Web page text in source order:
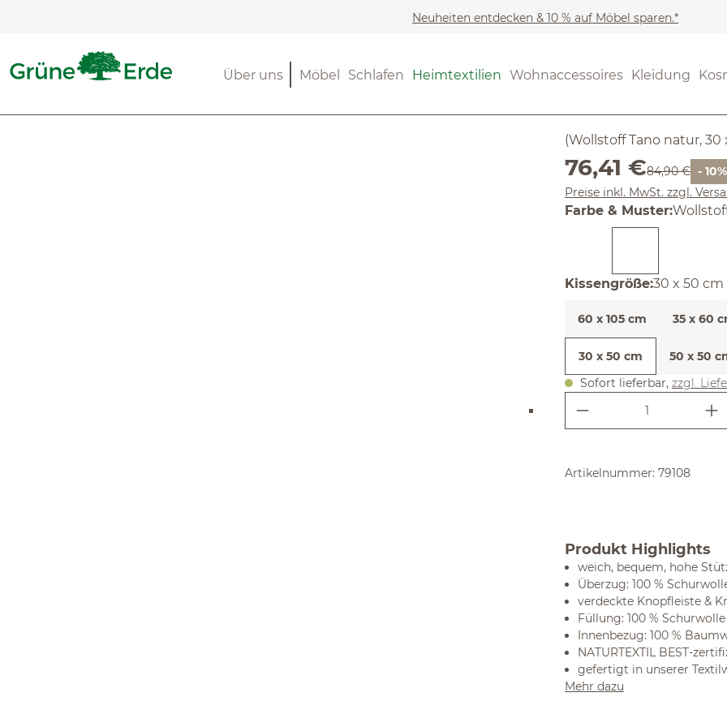
Neuheiten entdecken & 10 % auf Möbel sparen.*
Möbel Schlafen Heimtextilien Wohnaccessoires Kleidung
Über uns (4.59) 17
(Wollstoff Tano natur, 30
Verkaufspreis:
76,41 €Regulärer
84,90 € - 10%
Preise inkl. MwSt. zzgl.
Farbe & Muster:
Kissengrößeauswählen
:30 x 50 cm
60 x 105 cm 35 x 60
30 x 50 cm 50 x 50
Sofort lieferbar, zzgl.
Produkt
Artikelnummer: 79108
Produkt Highlights
weich, bequem, hohe
Überzug: 100 %
verdeckte Knopfleiste &
Füllung: 100 % Schurwolle
Innenbezug: 100 %
NATURTEXTIL BEST-
gefertigt in unserer
Mehr dazu